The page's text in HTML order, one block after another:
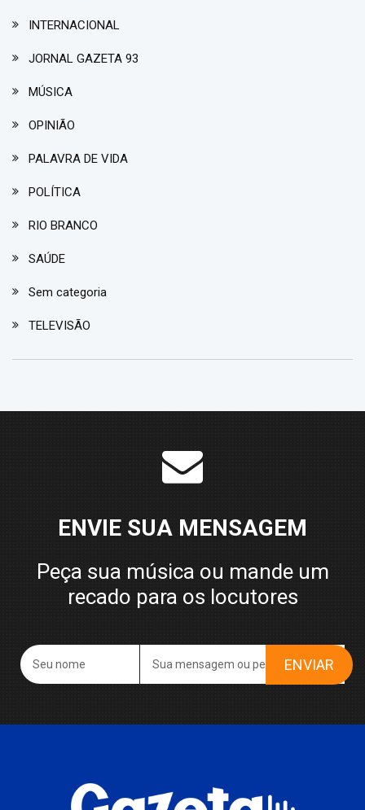
INTERNACIONAL
JORNAL GAZETA 93
MÚSICA
OPINIÃO
PALAVRA DE VIDA
POLÍTICA
RIO BRANCO
SAÚDE
Sem categoria
TELEVISÃO
ENVIE SUA MENSAGEM
Peça sua música ou mande um
recado para os locutores
ENVIAR